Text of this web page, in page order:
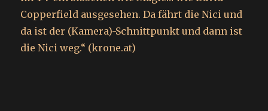
Copperfield ausgesehen. Da fährt die Nici und
da ist der (Kamera)-Schnittpunkt und dann ist
die Nici weg.“ (krone.at)